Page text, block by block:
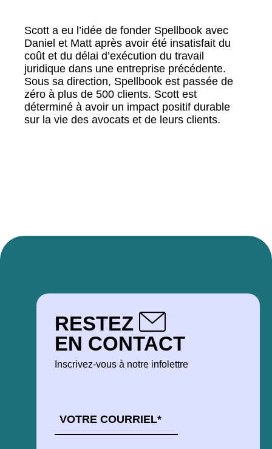
Scott a eu l’idée de fonder Spellbook avec
Daniel et Matt après avoir été insatisfait du
coût et du délai d’exécution du travail
juridique dans une entreprise précédente.
Sous sa direction, Spellbook est passée de
zéro à plus de 500 clients. Scott est
déterminé à avoir un impact positif durable
sur la vie des avocats et de leurs clients.
RESTEZ
EN CONTACT
Inscrivez-vous à notre infolettre
*